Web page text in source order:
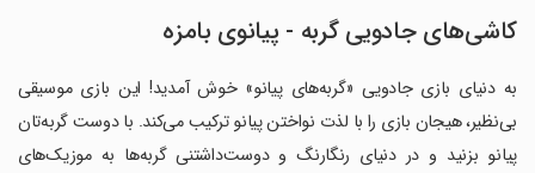
کاشی‌های جادویی گربه - پیانوی بامزه
به دنیای بازی جادویی «گربه‌های پیانو» خوش آمدید! این بازی موسیقی
بی‌نظیر، هیجان بازی را با لذت نواختن پیانو ترکیب می‌کند. با دوست گربه‌تان
پیانو بزنید و در دنیای رنگارنگ و دوست‌داشتنی گربه‌ها به موزیک‌های